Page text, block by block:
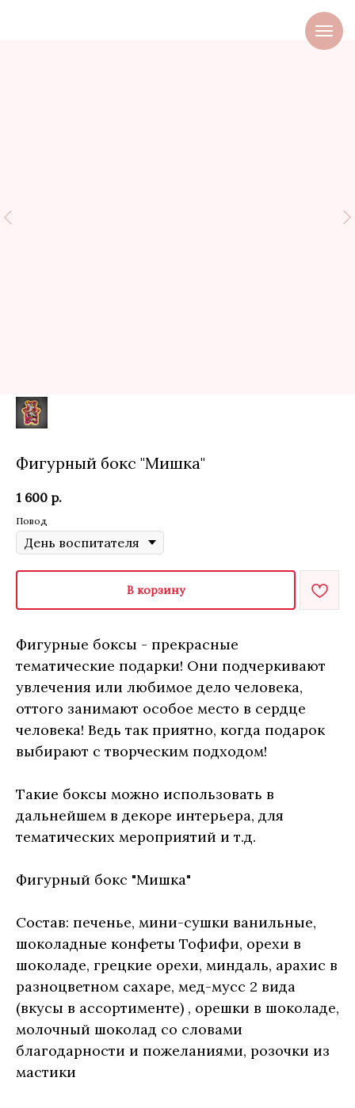
Фигурный бокс "Мишка"
1 600 р.
Повод
В корзину
Фигурные боксы - прекрасные
тематические подарки! Они подчеркивают
увлечения или любимое дело человека,
оттого занимают особое место в сердце
человека! Ведь так приятно, когда подарок
выбирают с творческим подходом!
Такие боксы можно использовать в
дальнейшем в декоре интерьера, для
тематических мероприятий и т.д.
Фигурный бокс "Мишка"
Состав: печенье, мини-сушки ванильные,
шоколадные конфеты Тофифи, орехи в
шоколаде, грецкие орехи, миндаль, арахис в
разноцветном сахаре, мед-мусс 2 вида
(вкусы в ассортименте) , орешки в шоколаде,
молочный шоколад со словами
благодарности и пожеланиями, розочки из
мастики